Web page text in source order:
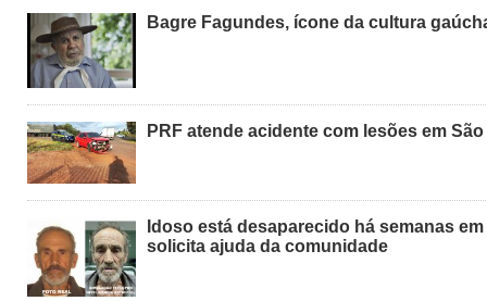
Bagre Fagundes, ícone da cultura
PRF atende acidente com lesões em
Idoso está desaparecido há semanas
solicita ajuda da comunidade